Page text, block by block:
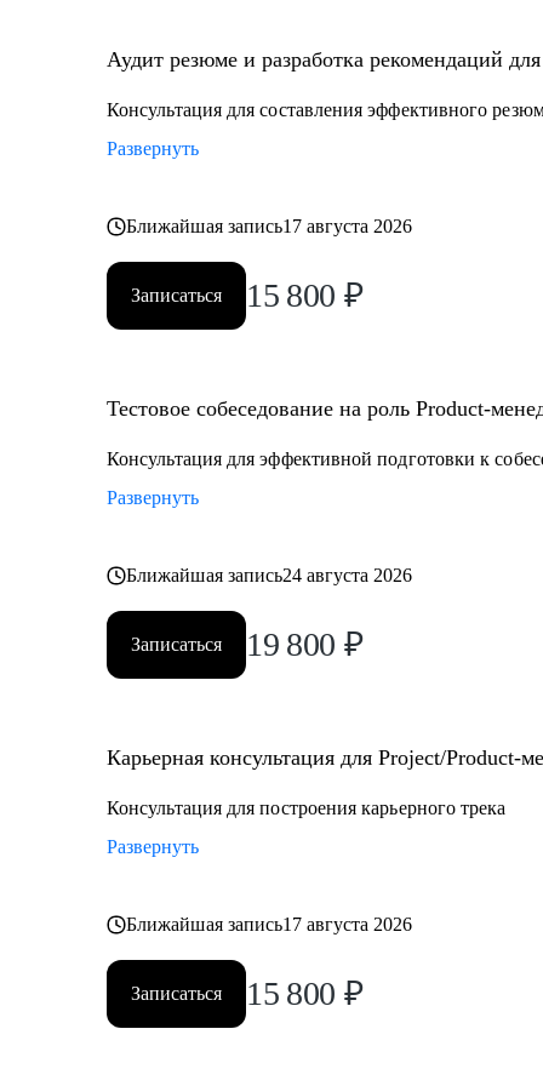
• Junior и middle project/product-менеджмента,
• Тем, кто хочет войти в IT и начать строить карьеру с
Аудит резюме и разработка рекомендаций
Консультация для составления эффективного
Развернуть
Ближайшая запись17 августа 2026
Записаться 15 800 ₽
Тестовое собеседование на роль Product-
Консультация для эффективной подготовки к
Развернуть
Ближайшая запись24 августа 2026
Записаться 19 800 ₽
Карьерная консультация для Project/Product-
Консультация для построения карьерного трека
Развернуть
Ближайшая запись17 августа 2026
Записаться 15 800 ₽